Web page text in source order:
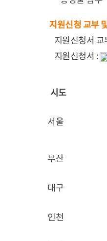
지원신청 교부
지원신청서 교
지원신청서 :
시도
서울
부산
대구
인천